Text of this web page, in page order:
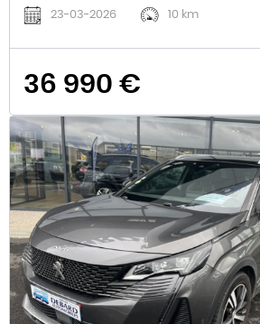
23-03-2026 10 km
36 990 €